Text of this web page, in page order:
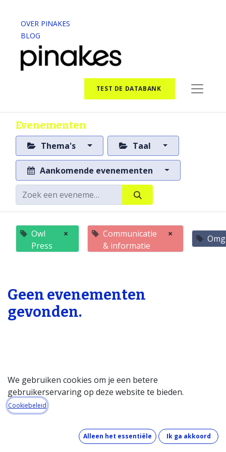
OVER PINAKES
BLOG
TEST DE DATABANK
Evenementen
Thema's Taal
Aankomende evenementen
Owl
Press
×
Communicatie
& informatie
×
Geen evenementen
gevonden.
Startpagina
Over de databank
Wat kost de databank?
Hoe werkt de databank?
We gebruiken cookies om je een betere
gebruikerservaring op deze website te bieden.
Cookiebeleid
Alleen het essentiële Ik ga akkoord